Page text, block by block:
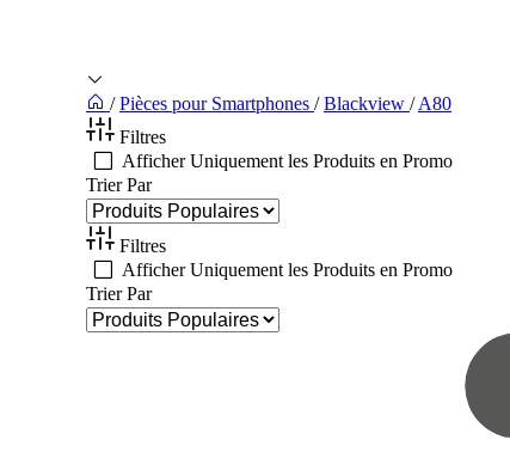
/ Pièces pour Smartphones / Blackview / A80
Filtres
Afficher Uniquement les Produits en Promo
Trier Par
Filtres
Afficher Uniquement les Produits en Promo
Trier Par